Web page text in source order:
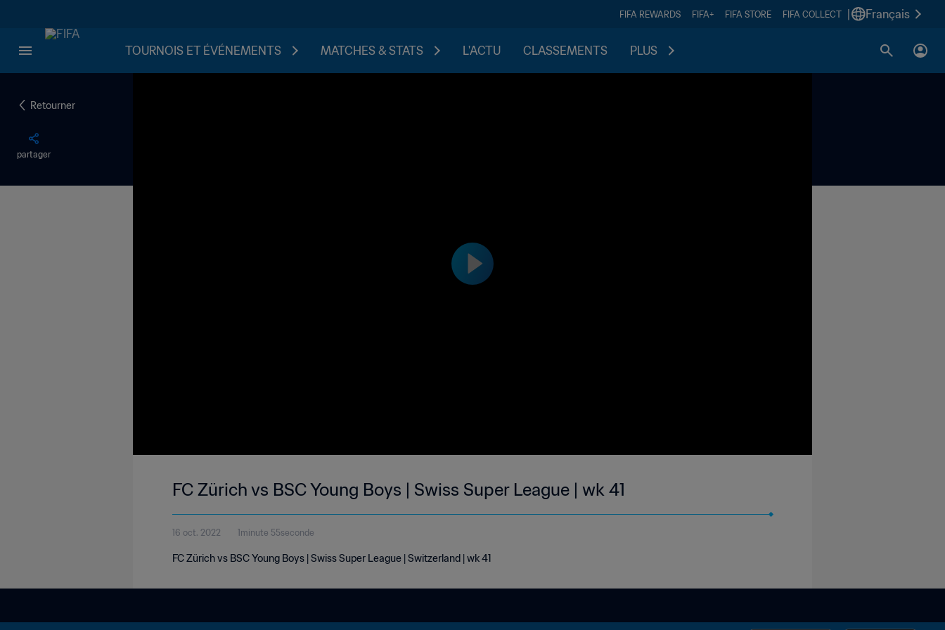
FIFA REWARDS FIFA+ FIFA STORE FIFA COLLECT Français
TOURNOIS ET ÉVÉNEMENTS MATCHES & STATS L'ACTU CLASSEMENTS PLUS
Retourner
partager
FC Zürich vs BSC Young Boys | Swiss Super League | wk 41
16 oct. 2022 1minute 55seconde
FC Zürich vs BSC Young Boys | Swiss Super League | Switzerland | wk 41